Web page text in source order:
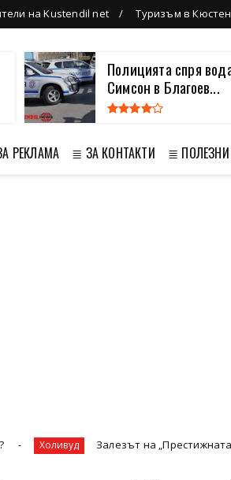
на Kustendil net Туризъм в
Полицията спря
Симсон в Благоев...
РЕКЛАМА ≣ ЗА КОНТАКТИ ≣ ПОЛЕЗНИ
Залезът на „Престижната